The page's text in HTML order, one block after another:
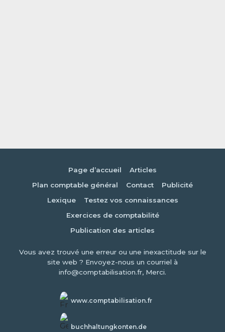
Page d’accueil
Articles
Plan comptable général
Contact
Publicité
Lexique
Testez vos connaissances
Exercices de comptabilité
Publication des articles
Vous avez trouvé une erreur ou une inexactitude sur le
site web ? Envoyez-nous un courriel à
info@comptabilisation.fr, Merci.
www.comptabilisation.fr
buchhaltungkonten.de